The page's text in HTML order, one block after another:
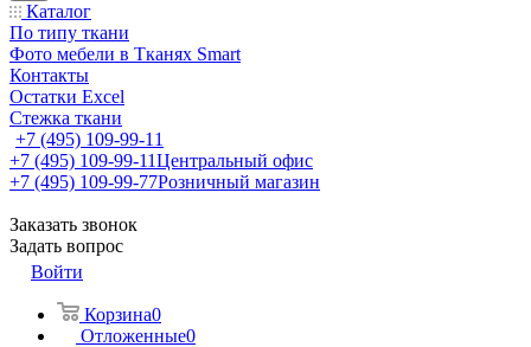
Каталог
По типу ткани
Фото мебели в Тканях Smart
Контакты
Остатки Excel
Стежка ткани
+7 (495) 109-99-11
+7 (495) 109-99-11Центральный офис
+7 (495) 109-99-77Розничный магазин
Заказать звонок
Задать вопрос
Войти
Корзина0
Отложенные0